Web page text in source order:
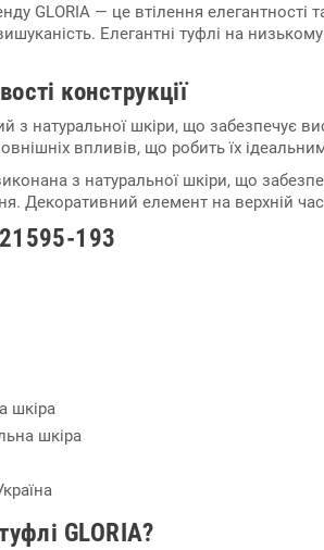
GLORIA — це втілення
Елегантні туфлі на
конструкції
з натуральної шкіри, що забезпечує
зовнішніх впливів, що робить їх
з натуральної шкіри, що
Декоративний елемент на верхній
193
шкіра
шкіра
GLORIA?